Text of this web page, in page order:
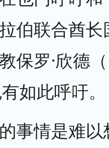
伯联合酋
保罗·欣德
如此呼吁。
事情是难